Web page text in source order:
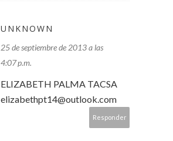
UNKNOWN
25 de septiembre de 2013 a las
4:07 p.m.
ELIZABETH PALMA TACSA
elizabethpt14@outlook.com
Responder